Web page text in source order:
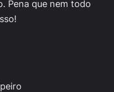
Pena que nem todo